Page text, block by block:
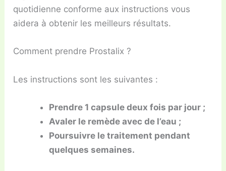
quotidienne conforme aux instructions vous
aidera à obtenir les meilleurs résultats.
Comment prendre Prostalix ?
Les instructions sont les suivantes :
Prendre 1 capsule deux fois par jour ;
Avaler le remède avec de l’eau ;
Poursuivre le traitement pendant
quelques semaines.